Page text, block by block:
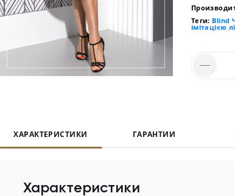
Теги: Blind
імітацією
ХАРАКТЕРИСТИКИ ГАРАНТИИ
Характеристики